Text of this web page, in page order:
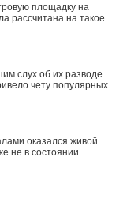
площадку на
рассчитана на такое
слух об их разводе.
чету популярных
оказался живой
не в состоянии